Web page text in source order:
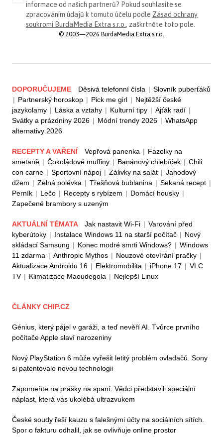
informace od našich partnerů? Pokud souhlasíte se
zpracováním údajů k tomuto účelu podle Zásad ochrany
soukromí BurdaMedia Extra s.r.o. , zaškrtněte toto pole.
© 2003—2026 BurdaMedia Extra s.r.o.
DOPORUČUJEME Děsivá telefonní čísla | Slovník puberťáků
| Partnerský horoskop | Pick me girl | Nejtěžší české
jazykolamy | Láska a vztahy | Kulturní tipy | Ajťák radí |
Svátky a prázdniny 2026 | Módní trendy 2026 | WhatsApp
alternativy 2026
RECEPTY A VAŘENÍ Vepřová panenka | Fazolky na
smetaně | Čokoládové muffiny | Banánový chlebíček | Chili
con carne | Sportovní nápoj | Zálivky na salát | Jahodový
džem | Zelná polévka | Třešňová bublanina | Sekaná recept |
Perník | Lečo | Recepty s rybízem | Domácí housky |
Zapečené brambory s uzeným
AKTUÁLNÍ TÉMATA Jak nastavit Wi-Fi | Varování před
kyberútoky | Instalace Windows 11 na starší počítač | Nový
skládací Samsung | Konec modré smrti Windows? | Windows
11 zdarma | Anthropic Mythos | Nouzové otevírání pračky |
Aktualizace Androidu 16 | Elektromobilita | iPhone 17 | VLC
TV | Klimatizace Maoudegola | Nejlepší Linux
ČLÁNKY CHIP.CZ
Génius, který pájel v garáži, a teď nevěří AI. Tvůrce prvního
počítače Apple slaví narozeniny
Nový PlayStation 6 může vyřešit letitý problém ovladačů. Sony
si patentovalo novou technologii
Zapomeňte na prášky na spaní. Vědci představili speciální
náplast, která vás ukolébá ultrazvukem
České soudy řeší kauzu s falešnými účty na sociálních sítích.
Spor o fakturu odhalil, jak se ovlivňuje online prostor